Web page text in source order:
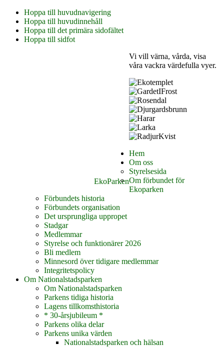
Hoppa till huvudnavigering
Hoppa till huvudinnehåll
Hoppa till det primära sidofältet
Hoppa till sidfot
EkoParken
Vi vill värna, vårda, visa
våra vackra värdefulla vyer.
Hem
Om oss
Styrelsesida
Om förbundet för
Ekoparken
Förbundets historia
Förbundets organisation
Det ursprungliga uppropet
Stadgar
Medlemmar
Styrelse och funktionärer 2026
Bli medlem
Minnesord över tidigare medlemmar
Integritetspolicy
Om Nationalstadsparken
Om Nationalstadsparken
Parkens tidiga historia
Lagens tillkomsthistoria
* 30-årsjubileum *
Parkens olika delar
Parkens unika värden
Nationalstadsparken och hälsan